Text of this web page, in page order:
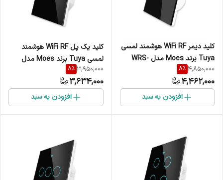
کلید دیمر WiFi RF هوشمند لمسی
Tuya برند Moes مدل WRS-
EUD
4,850,000
8%
4,462,000
افزودن به سبد
کلید یک پل WiFi RF هوشمند
لمسی Tuya برند Moes مدل
WRS-EU1
3,950,000
8%
3,634,000
افزودن به سبد